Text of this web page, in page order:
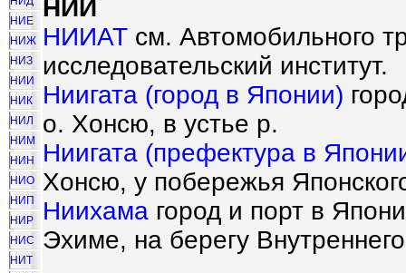
НИЕ
НИЖ
НИЗ
НИИ
НИК
НИЛ
НИМ
НИН
НИО
НИП
НИР
НИС
НИТ
НИИ
НИИАТ см. Автомобильного
исследовательский институт.
Ниигата (город в Японии)
о. Хонсю, в устье р.
Ниигата (префектура в
Хонсю, у побережья
Ниихама город и порт в
Эхиме, на берегу